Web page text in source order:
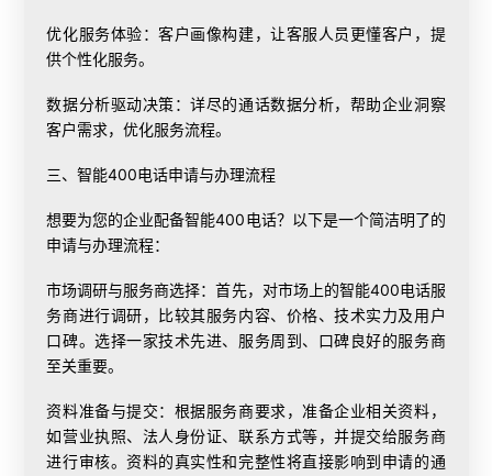
优化服务体验：客户画像构建，让客服人员更懂客户，提
供个性化服务。
数据分析驱动决策：详尽的通话数据分析，帮助企业洞察
客户需求，优化服务流程。
三、智能400电话申请与办理流程
想要为您的企业配备智能400电话？以下是一个简洁明了的
申请与办理流程：
市场调研与服务商选择：首先，对市场上的智能400电话服
务商进行调研，比较其服务内容、价格、技术实力及用户
口碑。选择一家技术先进、服务周到、口碑良好的服务商
至关重要。
资料准备与提交：根据服务商要求，准备企业相关资料，
如营业执照、法人身份证、联系方式等，并提交给服务商
进行审核。资料的真实性和完整性将直接影响到申请的通